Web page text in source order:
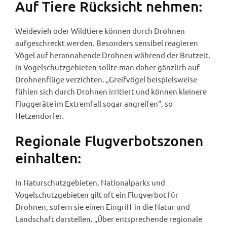
Auf Tiere Rücksicht nehmen:
Weidevieh oder Wildtiere können durch Drohnen
aufgeschreckt werden. Besonders sensibel reagieren
Vögel auf herannahende Drohnen während der Brutzeit,
in Vogelschutzgebieten sollte man daher gänzlich auf
Drohnenflüge verzichten. „Greifvögel beispielsweise
fühlen sich durch Drohnen irritiert und können kleinere
Fluggeräte im Extremfall sogar angreifen“, so
Hetzendorfer.
Regionale Flugverbotszonen
einhalten:
In Naturschutzgebieten, Nationalparks und
Vogelschutzgebieten gilt oft ein Flugverbot für
Drohnen, sofern sie einen Eingriff in die Natur und
Landschaft darstellen. „Über entsprechende regionale